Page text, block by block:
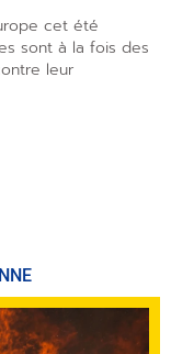
cet été
sont à la fois des
leur